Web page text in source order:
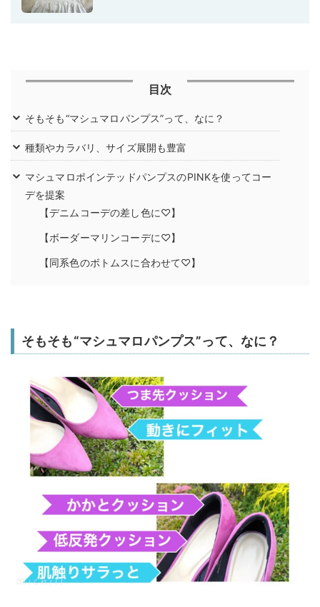
目次
そもそも“マシュマロパンプス”って、なに？
種類やカラバリ、サイズ展開も豊富
マシュマロポインテッドパンプスのPINKを使ってコー
デを提案
【デニムコーデの差し色に♡】
【ボーダーマリンコーデに♡】
【同系色のボトムスに合わせて♡】
そもそも“マシュマロパンプス”って、なに？